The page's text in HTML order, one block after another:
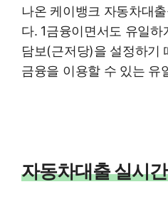
나온 케이뱅크 자동차대
다. 1금융이면서도 유일
담보(근저당)을 설정하기
금융을 이용할 수 있는 유
자동차대출 실시